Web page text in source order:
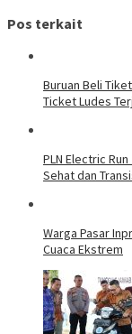
Pos terkait
Buruan Beli
Ticket Ludes
PLN Electric
Sehat dan
Warga Pasar
Cuaca Ekstrem